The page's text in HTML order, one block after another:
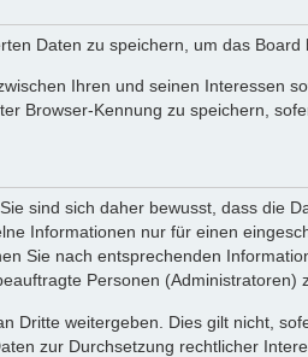
Daten zu speichern, um das Board
Ihren und seinen Interessen
Browser-Kennung zu speichern,
sind sich daher bewusst, dass die
Informationen nur für einen
Sie nach entsprechenden
Personen (Administratoren)
weitergeben. Dies gilt nicht,
zur Durchsetzung rechtlicher